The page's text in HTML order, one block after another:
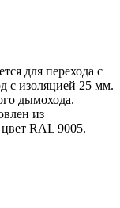
для перехода с
с изоляцией 25 мм.
дымохода.
из
RAL 9005.